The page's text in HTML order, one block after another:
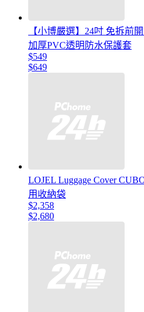
【小博嚴選】24吋 免拆前
加厚PVC透明防水保護套
$549
$649
LOJEL Luggage Cover
用收納袋
$2,358
$2,680